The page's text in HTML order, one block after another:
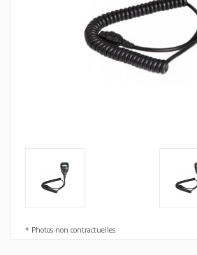
* Photos non contractuelles